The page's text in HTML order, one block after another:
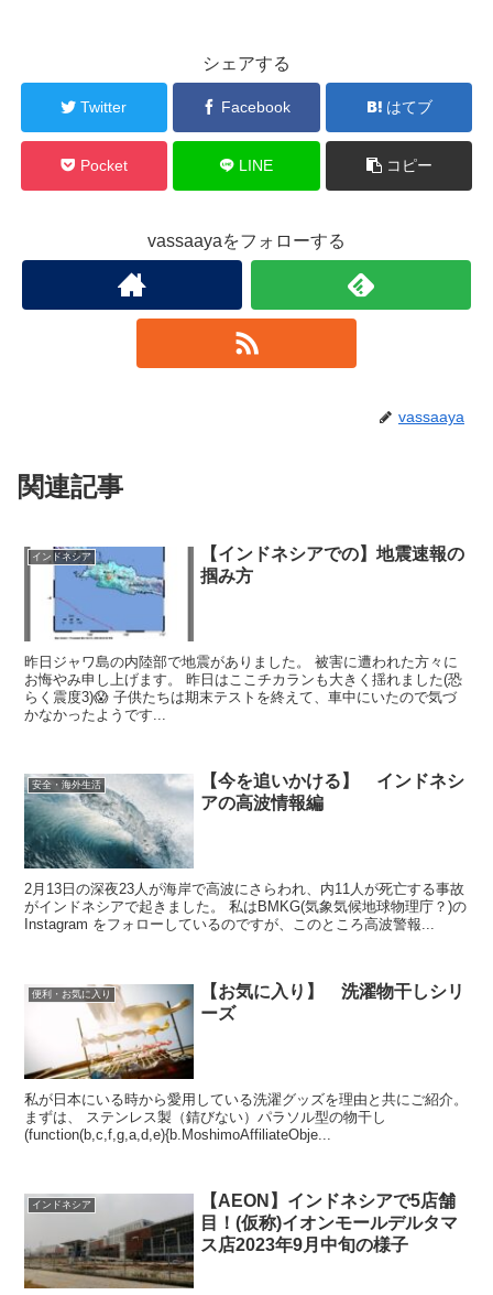
シェアする
Twitter Facebook はてブ
Pocket LINE コピー
vassaayaをフォローする
vassaaya
関連記事
インドネシア
【インドネシアでの】地震速報の
掴み方
昨日ジャワ島の内陸部で地震がありました。 被害に遭われた方々に
お悔やみ申し上げます。 昨日はここチカランも大きく揺れました(恐
らく震度3)😱 子供たちは期末テストを終えて、車中にいたので気づ
かなかったようです...
安全・海外生活
【今を追いかける】 インドネシ
アの高波情報編
2月13日の深夜23人が海岸で高波にさらわれ、内11人が死亡する事故
がインドネシアで起きました。 私はBMKG(気象気候地球物理庁？)の
Instagram をフォローしているのですが、このところ高波警報...
便利・お気に入り
【お気に入り】 洗濯物干しシリ
ーズ
私が日本にいる時から愛用している洗濯グッズを理由と共にご紹介。
まずは、 ステンレス製（錆びない）パラソル型の物干し
(function(b,c,f,g,a,d,e){b.MoshimoAffiliateObje...
インドネシア
【AEON】インドネシアで5店舗
目！(仮称)イオンモールデルタマ
ス店2023年9月中旬の様子